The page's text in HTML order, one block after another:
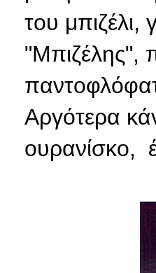
του μπιζέλι,
"Μπιζέλης",
Αργότερα
ουρανίσκο,